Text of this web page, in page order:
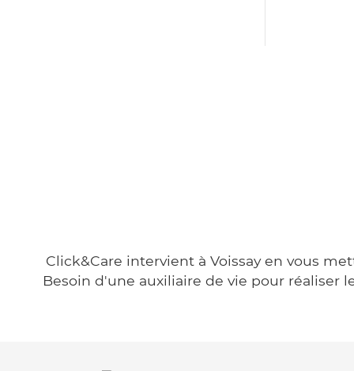
Click&Care intervient à Voissay en vous
Besoin d'une auxiliaire de vie pour réaliser